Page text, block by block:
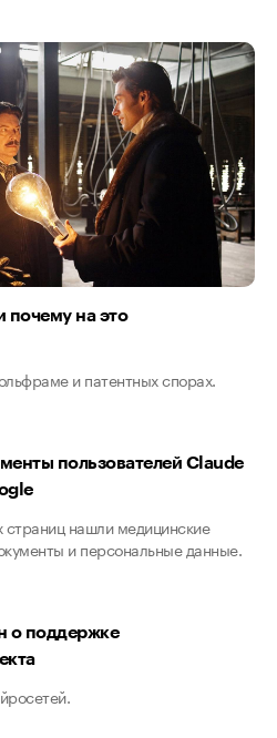
почему на это
и патентных спорах.
пользователей Claude
нашли медицинские
и персональные данные.
о поддержке